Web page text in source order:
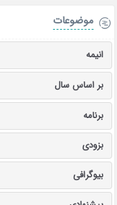
موضوعات
انیمه
بر اساس سال
برنامه
بزودی
بیوگرافی